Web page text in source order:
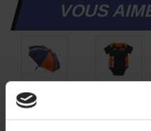
VOUS
Parapluie
KTM
Red
KTM